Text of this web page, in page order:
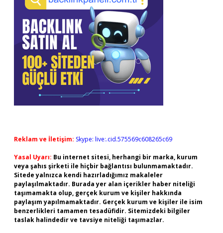
Reklam ve İletişim: Skype: live:.cid.575569c608265c69
Yasal Uyarı: Bu internet sitesi, herhangi bir marka, kurum
veya şahıs şirketi ile hiçbir bağlantısı bulunmamaktadır.
Sitede yalnızca kendi hazırladığımız makaleler
paylaşılmaktadır. Burada yer alan içerikler haber niteliği
taşımamakta olup, gerçek kurum ve kişiler hakkında
paylaşım yapılmamaktadır. Gerçek kurum ve kişiler ile isim
benzerlikleri tamamen tesadüfidir. Sitemizdeki bilgiler
taslak halindedir ve tavsiye niteliği taşımazlar.